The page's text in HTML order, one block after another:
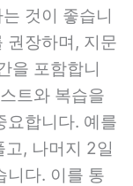
것이 좋습니
권장하며, 지문
을 포함합니
트와 복습을
요합니다. 예를
, 나머지 2일
니다. 이를 통